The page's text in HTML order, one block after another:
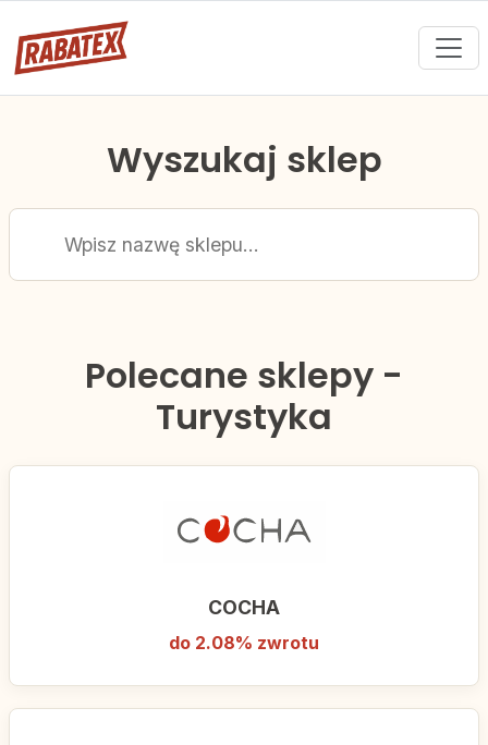
Wyszukaj sklep
Polecane sklepy -
Turystyka
COCHA
do 2.08% zwrotu